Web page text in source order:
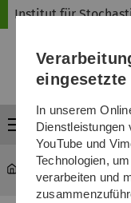
Institut für
Menü
mawi-stochastik
In unserem
Dienstleistungen
YouTube und
Technologien,
verarbeiten und